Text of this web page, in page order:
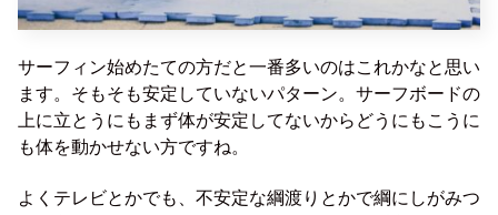
サーフィン始めたての方だと一番多いのはこれかなと思い
ます。そもそも安定していないパターン。サーフボードの
上に立とうにもまず体が安定してないからどうにもこうに
も体を動かせない方ですね。
よくテレビとかでも、不安定な綱渡りとかで綱にしがみつ